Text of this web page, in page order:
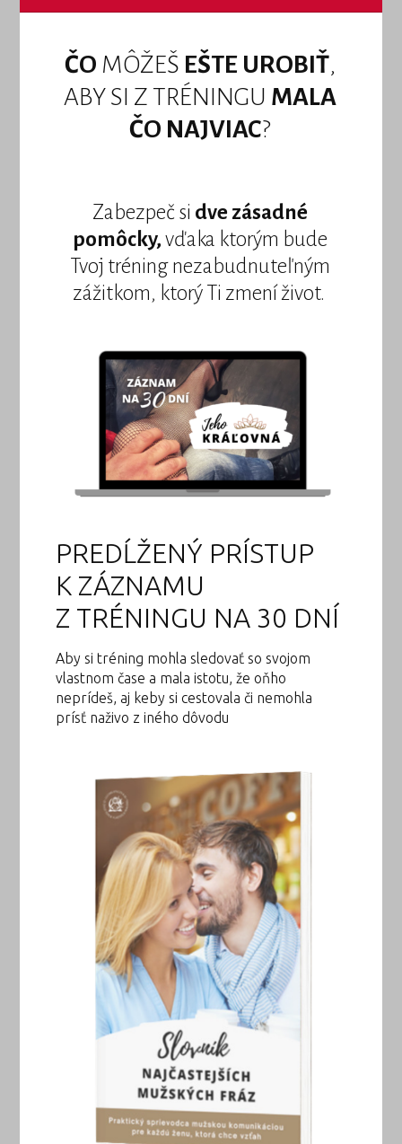
ČO MÔŽEŠ EŠTE UROBIŤ,
ABY SI Z TRÉNINGU MALA
ČO NAJVIAC?
Zabezpeč si dve zásadné
pomôcky, vďaka ktorým bude
Tvoj tréning nezabudnuteľným
zážitkom, ktorý Ti zmení život.
PREDĹŽENÝ PRÍSTUP
K ZÁZNAMU
Z TRÉNINGU NA 30 DNÍ
Aby si tréning mohla sledovať so svojom
vlastnom čase a mala istotu, že oňho
neprídeš, aj keby si cestovala či nemohla
prísť naživo z iného dôvodu